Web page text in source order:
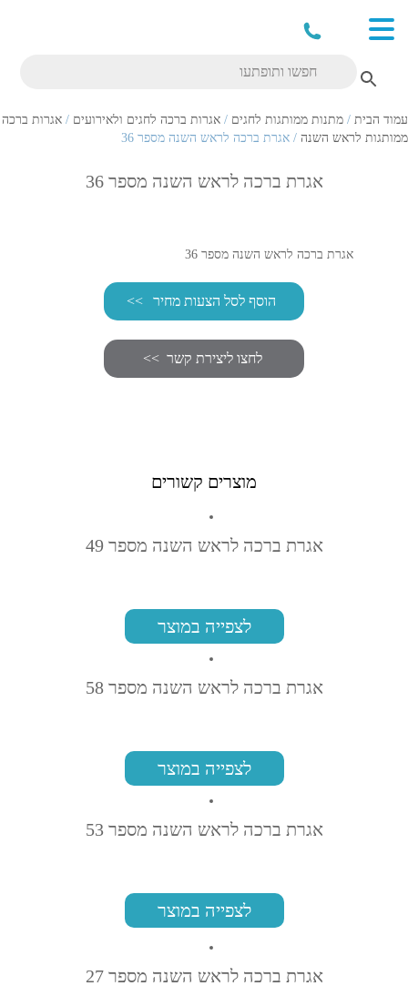
עמוד הבית / מתנות ממותגות לחגים / אגרות ברכה לחגים ולאירועים / אגרות ברכה
ממותגות לראש השנה / אגרת ברכה לראש השנה מספר 36
אגרת ברכה לראש השנה מספר 36
אגרת ברכה לראש השנה מספר 36
הוסף לסל הצעות מחיר
מוצרים קשורים
אגרת ברכה לראש השנה מספר 49
לצפייה במוצר
אגרת ברכה לראש השנה מספר 58
לצפייה במוצר
אגרת ברכה לראש השנה מספר 53
לצפייה במוצר
אגרת ברכה לראש השנה מספר 27